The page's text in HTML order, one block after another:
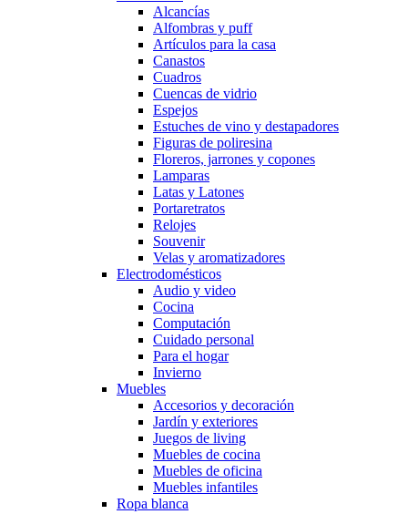
Alcancías
Alfombras y puff
Artículos para la casa
Canastos
Cuadros
Cuencas de vidrio
Espejos
Estuches de vino y destapadores
Figuras de poliresina
Floreros, jarrones y copones
Lamparas
Latas y Latones
Portaretratos
Relojes
Souvenir
Velas y aromatizadores
Electrodomésticos
Audio y video
Cocina
Computación
Cuidado personal
Para el hogar
Invierno
Muebles
Accesorios y decoración
Jardín y exteriores
Juegos de living
Muebles de cocina
Muebles de oficina
Muebles infantiles
Ropa blanca